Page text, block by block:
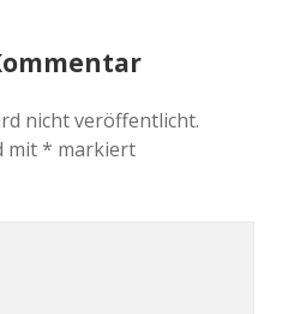
nicht veröffentlicht.
mit* markiert